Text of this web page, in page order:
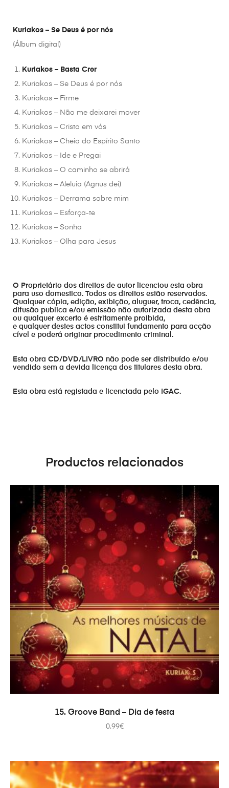
Kuriakos – Se Deus é por nós
(Álbum digital)
Kuriakos – Basta Crer
Kuriakos – Se Deus é por nós
Kuriakos – Firme
Kuriakos – Não me deixarei mover
Kuriakos – Cristo em vós
Kuriakos – Cheio do Espírito Santo
Kuriakos – Ide e Pregai
Kuriakos – O caminho se abrirá
Kuriakos – Aleluia (Agnus dei)
Kuriakos – Derrama sobre mim
Kuriakos – Esforça-te
Kuriakos – Sonha
Kuriakos – Olha para Jesus
O Proprietário dos direitos de autor licenciou esta obra
para uso domestico. Todos os direitos estão reservados.
Qualquer cópia, edição, exibição, aluguer, troca, cedência,
difusão publica e/ou emissão não autorizada desta obra
ou qualquer excerto é estritamente proibida,
e qualquer destes actos constitui fundamento para acção
cível e poderá originar procedimento criminal.
Esta obra CD/DVD/LIVRO não pode ser distribuído e/ou
vendido sem a devida licença dos titulares desta obra.
Esta obra está registada e licenciada pelo IGAC.
Productos relacionados
AÑADIR AL CARRITO
15. Groove Band – Dia de festa
0.99€